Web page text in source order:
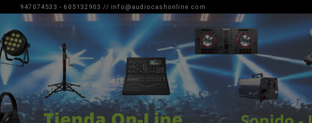
947074533 - 605132903 // info@audiocashonline.com